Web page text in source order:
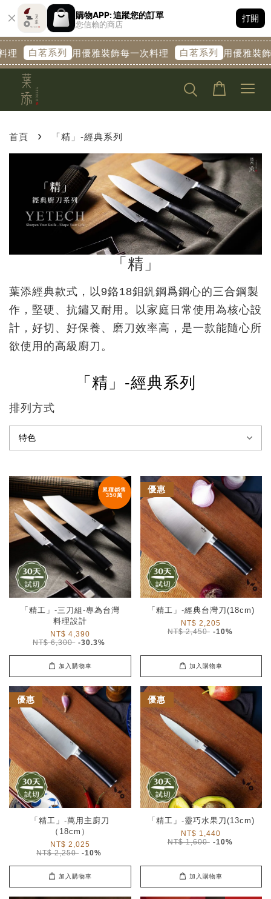
購物APP: 追蹤您的訂單
您信賴的商店
打開
白茗系列 用優雅裝飾每一次料理 白茗系列 用優雅裝飾
首頁 › 「精」-經典系列
「精」
葉添經典款式，以9鉻18鉬釩鋼爲鋼心的三合鋼製
作，堅硬、抗鏽又耐用。以家庭日常使用為核心設
計，好切、好保養、磨刀效率高，是一款能隨心所
欲使用的高級廚刀。
「精」-經典系列
排列方式
累積銷售
350萬
「精工」-三刀組-專為台灣
料理設計
NT$ 4,390
NT$ 6,300 -30.3%
加入購物車
優惠
「精工」-經典台灣刀(18cm)
NT$ 2,205
NT$ 2,450 -10%
加入購物車
優惠
「精工」-萬用主廚刀
（18cm）
NT$ 2,025
NT$ 2,250 -10%
加入購物車
優惠
「精工」-靈巧水果刀(13cm)
NT$ 1,440
NT$ 1,600 -10%
加入購物車